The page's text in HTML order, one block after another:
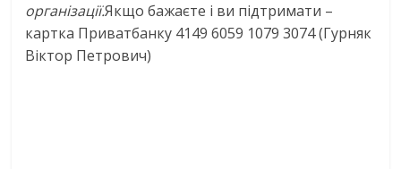
організації.Якщо бажаєте і ви підтримати –
картка Приватбанку 4149 6059 1079 3074 (Гурняк
Віктор Петрович)